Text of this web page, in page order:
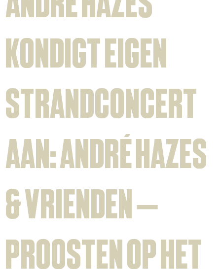
kondigt eigen
strandconcert
aan: André Hazes
& Vrienden –
Proosten op het